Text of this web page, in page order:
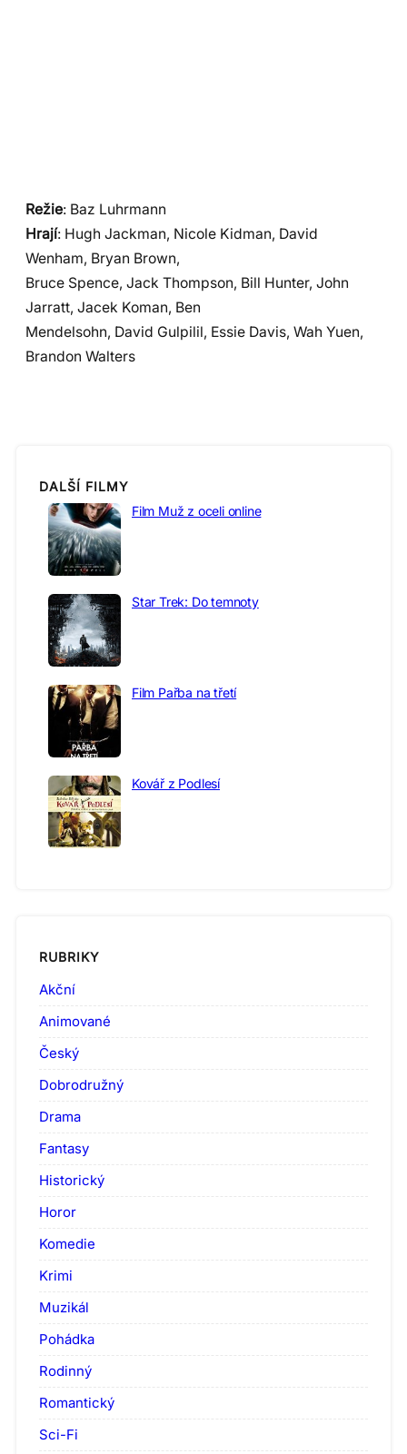
Režie: Baz Luhrmann
Hrají: Hugh Jackman, Nicole Kidman, David
Wenham, Bryan Brown,
Bruce Spence, Jack Thompson, Bill Hunter, John
Jarratt, Jacek Koman, Ben
Mendelsohn, David Gulpilil, Essie Davis, Wah Yuen,
Brandon Walters
DALŠÍ FILMY
Film Muž z oceli online
Star Trek: Do temnoty
Film Pařba na třetí
Kovář z Podlesí
RUBRIKY
Akční
Animované
Český
Dobrodružný
Drama
Fantasy
Historický
Horor
Komedie
Krimi
Muzikál
Pohádka
Rodinný
Romantický
Sci-Fi